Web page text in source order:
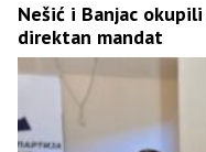
Nešić i Banjac
direktan mandat